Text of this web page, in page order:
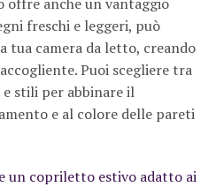
freschi e leggeri, può
tua camera da letto, creando
Puoi scegliere tra
stili per abbinare il
e al colore delle pareti
un copriletto estivo adatto ai